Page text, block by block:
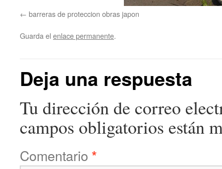
barreras de proteccion obras japon
Guarda el enlace permanente.
Deja una respuesta
Tu dirección de correo
campos obligatorios están
Comentario *